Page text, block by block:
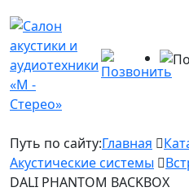
Путь по сайту:Главная
Акустические системы
DALI PHANTOM BACKBOX